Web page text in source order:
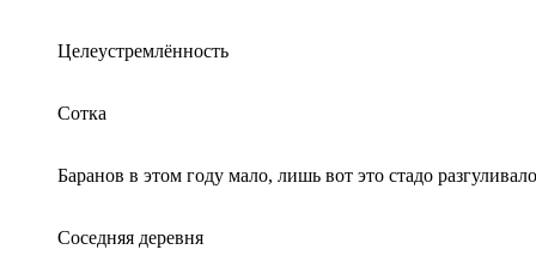
Целеустремлённость
Сотка
Баранов в этом году мало, лишь вот это стадо
Соседняя деревня